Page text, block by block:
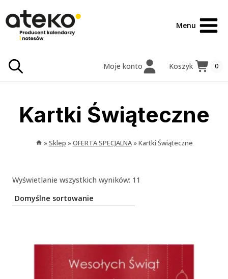
treści
do
treści
Menu
Moje konto Koszyk 0
Kartki Świąteczne
»Sklep »OFERTA SPECJALNA »Kartki Świąteczne
Wyświetlanie wszystkich wyników: 11